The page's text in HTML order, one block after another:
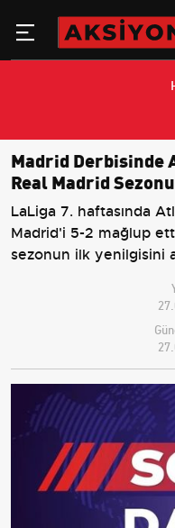
Madrid Derbisinde
Real Madrid
LaLiga 7. haftasında
Madrid'i 5-2 mağlup
sezonun ilk yenilgisini